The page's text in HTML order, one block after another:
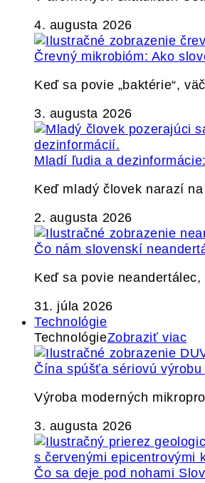
4. augusta 2026
Črevný mikrobióm: Ako
Keď sa povie „baktérie“,
3. augusta 2026
Mladí ľudia a
Keď mladý človek narazí
2. augusta 2026
Čo nám slovenskí
Keď sa povie
31. júla 2026
Technológie
TechnológieZobraziť viac
Čína spúšťa sériovú
Výroba moderných
3. augusta 2026
Čo sa deje pod nohami